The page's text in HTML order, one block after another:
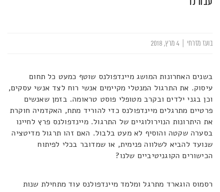
בועז מזרחי
בשנים האחרונות המושג מיינדפולנס שוטף כמעט כל תחום
עיסוק. את התרגול המנטלי מקיימים אנשי רוח לצד אנשי עסקים,
וכן בגני ילדים ובקרב מטופלי פוסט טראומה. בזמן שאנשים
פרטיים מתרגלים מיינדפולנס כדי להוריד מתח, האקדמיה חוקרת
את היתרונות הנוירולוגיים של התרגול. מיינדפולנס פרץ לחיינו
בסערה שקטה והוסיף לא מעט בלבול. האם זהו תרגול מדיטציה
שנועד להביא לשלווה פנימית, או שמדובר בכלי לפיתוח
הכישורים הקוגניטיביים שלנו?
רסמוס הוגארד מתרגל ומלמד מיינדפולנס עוד מתחילת שנות